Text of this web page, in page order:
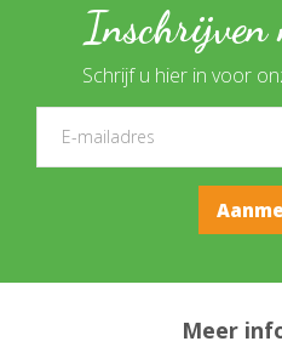
Inschrijven
Schrijf u hier in voor
Meer